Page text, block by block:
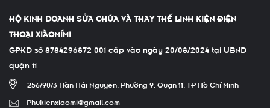
HỘ KINH DOANH SỬA CHỮA VÀ THAY THẾ LINH KIỆN ĐIỆN
THOẠI XIÀOMÍMI
GPKD số 8784296872-001 cấp vào ngày 20/08/2024 tại UBND
quận 11
256/90/3 Hàn Hải Nguyên, Phường 9, Quận 11, TP Hồ Chí Minh
Phukienxiaomi@gmail.com